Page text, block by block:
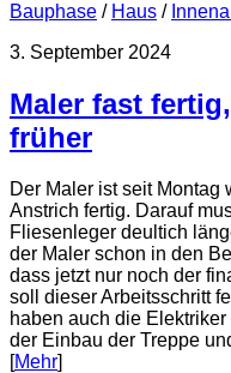
Bauphase / Haus /
3. September 2024
Maler fast
früher
Der Maler ist seit Montag
Anstrich fertig. Darauf
Fliesenleger deultich
der Maler schon in den
dass jetzt nur noch der
soll dieser Arbeitsschritt
haben auch die
der Einbau der Treppe
[Mehr]